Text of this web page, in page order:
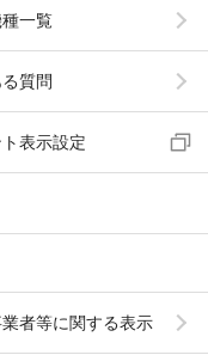
一覧
質問
表示設定
者等に関する表示